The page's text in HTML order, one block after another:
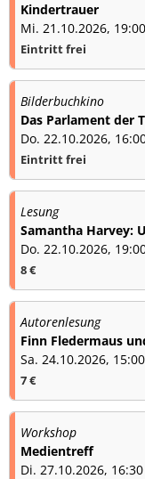
Kindertrauer
Mi. 21.10.2026,
Eintritt frei
Bilderbuchkino
Das Parlament der
Do. 22.10.2026,
Eintritt frei
Lesung
Samantha Harvey:
Do. 22.10.2026,
8 €
Autorenlesung
Finn Fledermaus
Sa. 24.10.2026,
7 €
Workshop
Medientreff
Di. 27.10.2026,